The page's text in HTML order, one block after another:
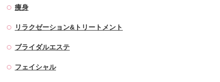
痩身
リラクゼーション&トリートメント
ブライダルエステ
フェイシャル